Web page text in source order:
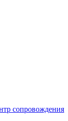
сопровождения